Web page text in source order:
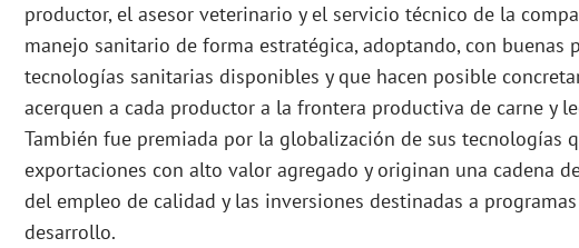
productor, el asesor veterinario y el servicio técnico de la
manejo sanitario de forma estratégica, adoptando, con buenas
tecnologías sanitarias disponibles y que hacen posible
acerquen a cada productor a la frontera productiva de carne y
También fue premiada por la globalización de sus tecnologías
exportaciones con alto valor agregado y originan una cadena
del empleo de calidad y las inversiones destinadas a
desarrollo.